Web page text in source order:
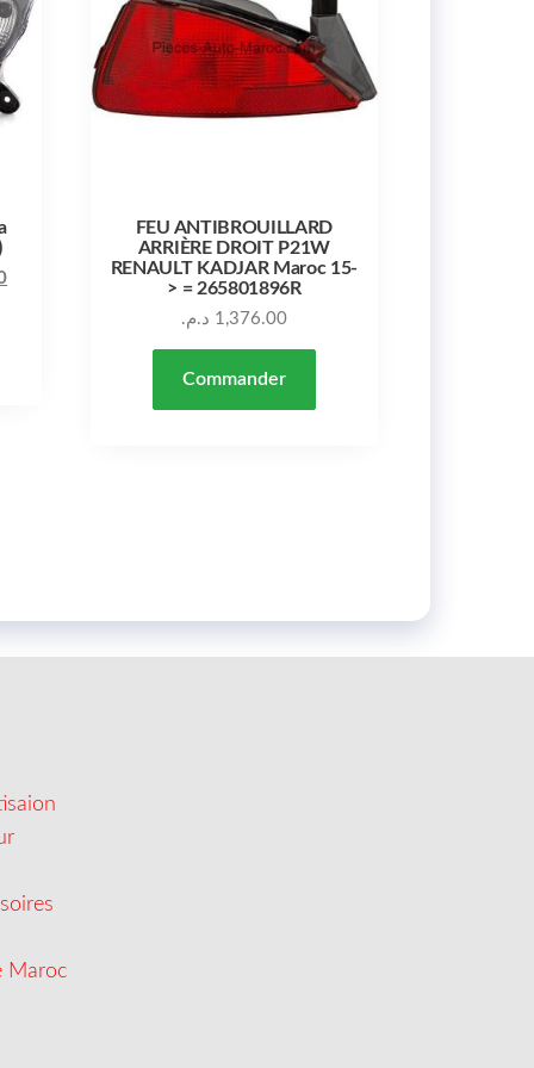
Le prix initial était : 3,840.00 د.م.. Le prix actuel est : 3,200.00 د.م..
FEU ANTIBROUILLARD
ARRIÈRE DROIT P21W
RENAULT KADJAR Maroc 15-
> = 265801896R
1,376.00 د.م.
Commander
Maroc